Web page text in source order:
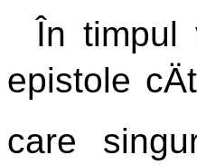
În timpul
epistole
care